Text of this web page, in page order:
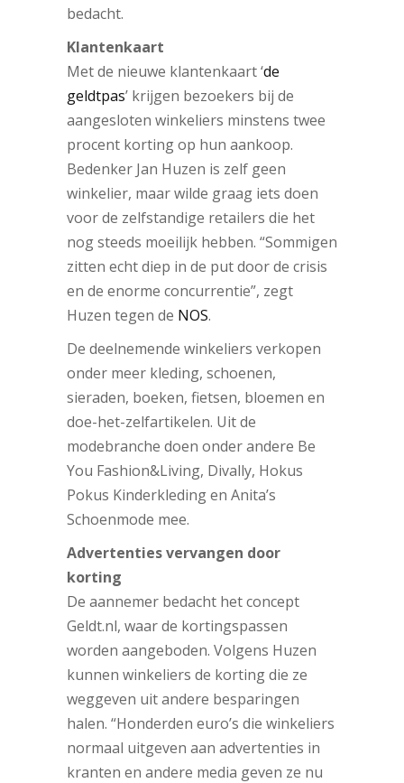
bedacht.
Klantenkaart
Met de nieuwe klantenkaart ‘de
geldtpas’ krijgen bezoekers bij de
aangesloten winkeliers minstens twee
procent korting op hun aankoop.
Bedenker Jan Huzen is zelf geen
winkelier, maar wilde graag iets doen
voor de zelfstandige retailers die het
nog steeds moeilijk hebben. “Sommigen
zitten echt diep in de put door de crisis
en de enorme concurrentie”, zegt
Huzen tegen de NOS.
De deelnemende winkeliers verkopen
onder meer kleding, schoenen,
sieraden, boeken, fietsen, bloemen en
doe-het-zelfartikelen. Uit de
modebranche doen onder andere Be
You Fashion&Living, Divally, Hokus
Pokus Kinderkleding en Anita’s
Schoenmode mee.
Advertenties vervangen door
korting
De aannemer bedacht het concept
Geldt.nl, waar de kortingspassen
worden aangeboden. Volgens Huzen
kunnen winkeliers de korting die ze
weggeven uit andere besparingen
halen. “Honderden euro’s die winkeliers
normaal uitgeven aan advertenties in
kranten en andere media geven ze nu